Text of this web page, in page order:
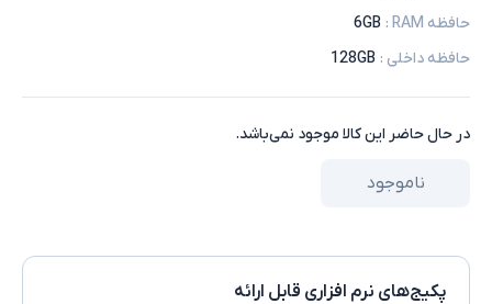
حافظه RAM
:
6GB
حافظه داخلی :
128GB
در حال حاضر این کالا موجود نمی‌باشد.
ناموجود
پکیج‌های نرم افزاری قابل ارائه